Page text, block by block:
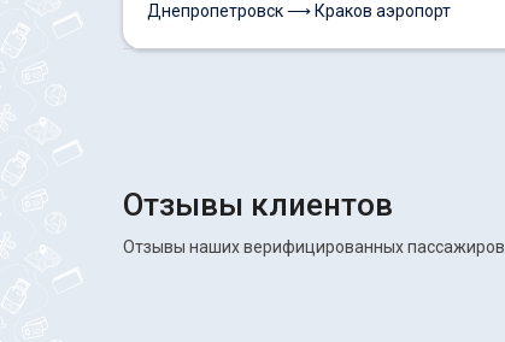
Днепропетровск ⟶ Краков аэропорт
Отзывы клиентов
Отзывы наших верифицированных пассажиров